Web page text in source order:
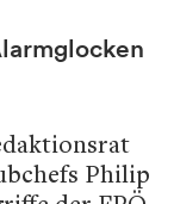
Philip